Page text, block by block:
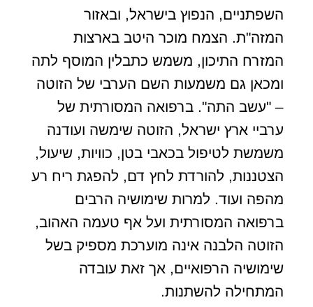
השפתניים, הנפוץ בישראל, ובאזור
המזה"ת. הצמח מוכר היטב בארצות
המזרח התיכון, משמש כתבלין המוסף לתה
ומכאן גם משמעות השם הערבי של הזוטה
– "עשב התה". ברפואה המסורתית של
ערביי ארץ ישראל, הזוטה שימשה ועודנה
משמשת לטיפול בכאבי בטן, כוויות, שיעול,
הצטננות, להורדת לחץ דם, להפגת ריח רע
מהפה ועוד. למרות שימושיה הרבים
ברפואה המסורתית ועל אף טעמה האהוב,
הזוטה הלבנה אינה מוערכת מספיק בשל
שימושיה הרפואיים, אך זאת עובדה
המתחילה להשתנות.